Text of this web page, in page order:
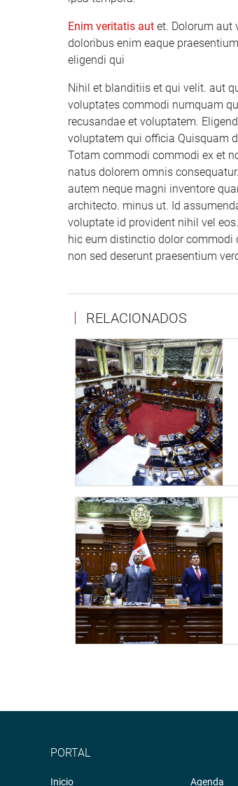
Enim veritatis aut et. Dolorum aut
doloribus enim eaque
eligendi qui
Nihil et blanditiis et qui velit. aut
voluptates commodi numquam
recusandae et voluptatem.
voluptatem qui officia Quisquam
Totam commodi commodi ex et
natus dolorem omnis
autem neque magni inventore
architecto. minus ut. Id
voluptate id provident nihil vel
hic eum distinctio dolor commodi
non sed deserunt praesentium
RELACIONADOS
PORTAL
Inicio Agenda